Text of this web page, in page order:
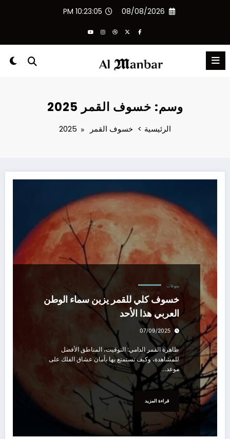
08/08/2026
10:23:05 PM
وسم: خسوف القمر 2025
الرئيسية خسوف القمر 2025
منوعات
خسوف كلي للقمر يزين سماء الوطن
العربي هذا الأحد
07/09/2025
ظاهرة القمر الدامي: التوقيت، المناطق الأفضل
للمشاهدة، وكيف تستمتع بها بأمان عشاق الفلك على
موعد…
قراءة المزيد